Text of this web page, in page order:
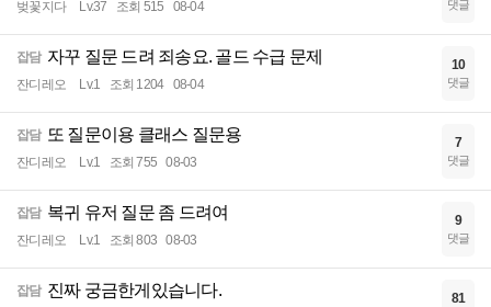
벚꽃지다 Lv.37 조회 515 08-04 댓글
잡담 자꾸 질문 드려 죄송요. 골드 수급 문제
잔디레오 Lv.1 조회 1204 08-04
10
댓글
잡담 또 질문이용 클래스 질문용
잔디레오 Lv.1 조회 755 08-03
7
댓글
잡담 복귀 유저 질문 좀 드려여
잔디레오 Lv.1 조회 803 08-03
9
댓글
잡담 진짜 궁금한게있습니다. 81